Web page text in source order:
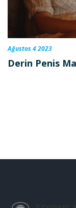
Ağustos 4 2023
Derin Penis